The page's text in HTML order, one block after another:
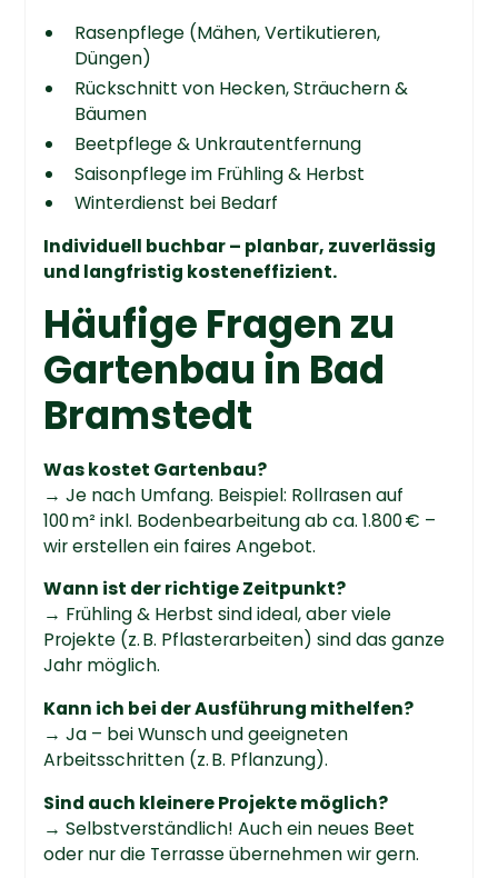
Rasenpflege (Mähen, Vertikutieren,
Düngen)
Rückschnitt von Hecken, Sträuchern &
Bäumen
Beetpflege & Unkrautentfernung
Saisonpflege im Frühling & Herbst
Winterdienst bei Bedarf
Individuell buchbar – planbar, zuverlässig
und langfristig kosteneffizient.
Häufige Fragen zu
Gartenbau in Bad
Bramstedt
Was kostet Gartenbau?
→ Je nach Umfang. Beispiel: Rollrasen auf
100 m² inkl. Bodenbearbeitung ab ca. 1.800 € –
wir erstellen ein faires Angebot.
Wann ist der richtige Zeitpunkt?
→ Frühling & Herbst sind ideal, aber viele
Projekte (z. B. Pflasterarbeiten) sind das ganze
Jahr möglich.
Kann ich bei der Ausführung mithelfen?
→ Ja – bei Wunsch und geeigneten
Arbeitsschritten (z. B. Pflanzung).
Sind auch kleinere Projekte möglich?
→ Selbstverständlich! Auch ein neues Beet
oder nur die Terrasse übernehmen wir gern.